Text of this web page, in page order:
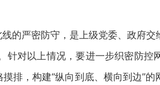
的严密防守，是上级党委、政府
对以上情况，要进一步织密防控
，构建“纵向到底、横向到边”的